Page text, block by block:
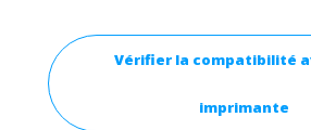
Vérifier la compatibilité
imprimante